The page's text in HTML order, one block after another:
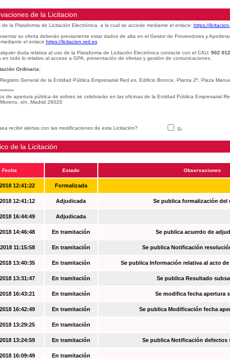
de la Licitacion
de la Plataforma de Licitación Electrónica, a la cual se accede mediante el enlace: https://
su oferta deberán previamente estar dados de alta en el Gestor de Proveedores y
el enlace https://licitacion.red.es
duda relativa al uso de la Plataforma de Licitación Electrónica contacte con el CAU: 902
en todo lo relativo al acceso a GPA, presentación de ofertas y gestión de comunicaciones.
Ordinaria:
General de la Entidad Pública Empresarial Red.es, Edificio Bronce, Planta 2ª, Plaza
de apertura pública de sobres se celebrarán en las oficinas de la Entidad Pública Empresarial
s/n, Madrid 28020
recibir alertas con las modificaciones de esta Licitación? Si
de la Licitación
Fecha Estado Observaciones
12:41:22 Formalizada
12:41:12 Adjudicada Se publica formalización del
16:44:49 Adjudicada
14:46:48 En tramitación Se publica acuerdo de
11:15:58 En tramitación Se publica Notificación
13:40:35 En tramitación Se publica Información relativa al acto
13:31:47 En tramitación Se publica Resultado
16:43:21 En tramitación Se modifica fecha apertura
16:42:49 En tramitación Se publica Modificación fecha
13:29:25 En tramitación
13:24:59 En tramitación Se publica Notificación defectos
16:09:49 En tramitación